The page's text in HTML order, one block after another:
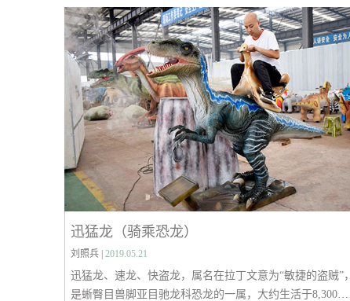
迅猛龙（骑乘恐龙）
刘照兵 | 2019.05.21
迅猛龙、速龙、快盗龙，属名在拉丁文意为“敏捷的盗贼”，
是蜥臀目兽脚亚目驰龙科恐龙的一属，大约生活于8,300万